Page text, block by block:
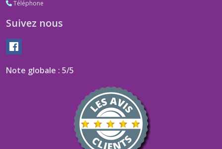
Téléphone
Suivez nous
Note globale : 5/5